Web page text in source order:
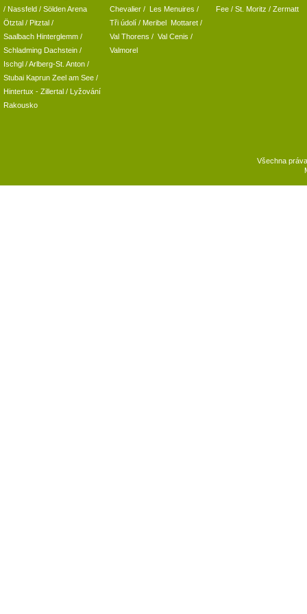
/ Nassfeld / Sölden Arena
Ötztal / Pitztal /
Saalbach Hinterglemm /
Schladming Dachstein /
Ischgl /Arlberg-St. Anton /
Stubai Kaprun Zeel am See /
Hintertux - Zillertal / Lyžování
Rakousko
Chevalier / Les Menuires /
Tři údolí / Meribel Mottaret /
Val Thorens / Val Cenis /
Valmorel
Fee / St. Moritz / Zermatt
Všechna